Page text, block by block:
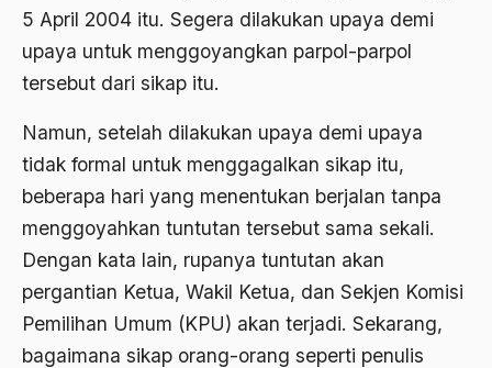
5 April 2004 itu. Segera dilakukan upaya demi
upaya untuk menggoyangkan parpol-parpol
tersebut dari sikap itu.
Namun, setelah dilakukan upaya demi upaya
tidak formal untuk menggagalkan sikap itu,
beberapa hari yang menentukan berjalan tanpa
menggoyahkan tuntutan tersebut sama sekali.
Dengan kata lain, rupanya tuntutan akan
pergantian Ketua, Wakil Ketua, dan Sekjen Komisi
Pemilihan Umum (KPU) akan terjadi. Sekarang,
bagaimana sikap orang-orang seperti penulis
2004
2003
2002
2001
1999
1998
Abolisi
Aboulhasan Bani Sadr
abri
Abu AMrin Ibnu Alla'
Abu Hanifah
abu jihad
Abu Sangkan
Abu Zayd